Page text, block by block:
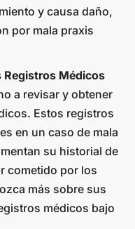
y causa daño,
por mala praxis
Registros Médicos
a revisar y obtener
Estos registros
en un caso de mala
su historial de
cometido por los
más sobre sus
médicos bajo